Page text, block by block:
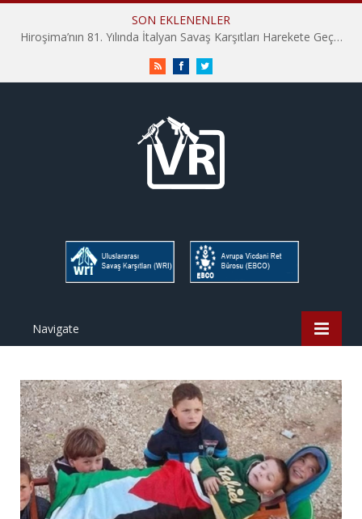
SON EKLENENLER
Hiroşima’nın 81. Yılında İtalyan Savaş Karşıtları Harekete Geçti: “Hatırlamak yeterli değil”
RSS FacebookTwitter
Navigate